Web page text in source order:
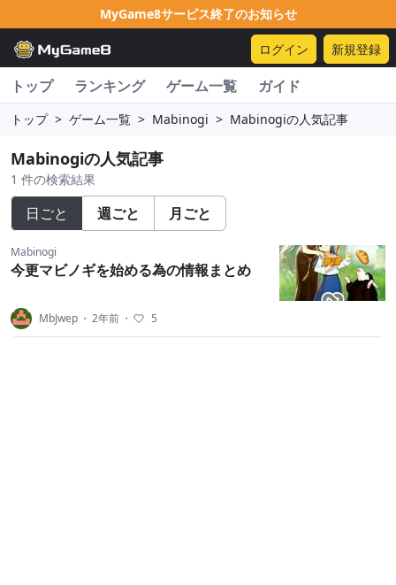
MyGame8サービス終了のお知らせ
ログイン 新規登録
トップ ランキング ゲーム一覧 ガイド
トップ > ゲーム一覧 > Mabinogi > Mabinogiの人気記事
Mabinogiの人気記事
1 件の検索結果
日ごと 週ごと 月ごと
Mabinogi
今更マビノギを始める為の情報まとめ
MbJwep ・ 2年前 ・ 5